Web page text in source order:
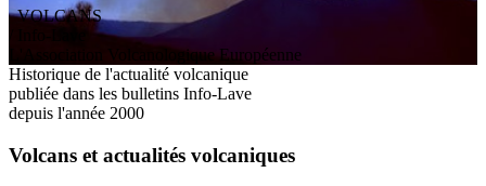
VOLCANS
ssociation V olcanologiqueEuropéenne
Historique de l'actualité volcanique
publiée dans les bulletins Info-Lave
depuis l'année 2000
Volcans et actualités volcaniques